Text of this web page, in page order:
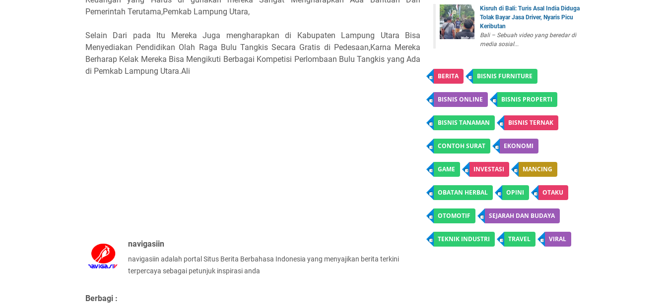
Pemerintah Terutama,Pemkab Lampung Utara,
Selain Dari pada Itu Mereka Juga mengharapkan di Kabupaten Lampung Utara Bisa
Menyediakan Pendidikan Olah Raga Bulu Tangkis Secara Gratis di Pedesaan,Karna Mereka
Berharap Kelak Mereka Bisa Mengikuti Berbagai Kompetisi Perlombaan Bulu Tangkis yang Ada
di Pemkab Lampung Utara.Ali
navigasiin
navigasiin adalah portal Situs Berita Berbahasa Indonesia yang menyajikan berita terkini
terpercaya sebagai petunjuk inspirasi anda
Berbagi :
Kisruh di Bali: Turis Asal India Diduga
Tolak Bayar Jasa Driver, Nyaris Picu
Keributan
Bali – Sebuah video yang beredar di
media sosial...
BERITA BISNIS FURNITURE
BISNIS ONLINE BISNIS PROPERTI
BISNIS TANAMAN BISNIS TERNAK
CONTOH SURAT EKONOMI
GAME INVESTASI MANCING
OBATAN HERBAL OPINI OTAKU
OTOMOTIF SEJARAH DAN BUDAYA
TEKNIK INDUSTRI TRAVEL VIRAL